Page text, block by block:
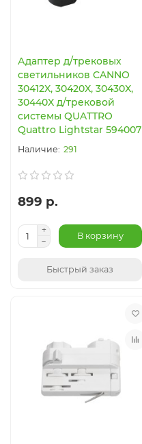
Адаптер д/трековых
светильников CANNO
30412X, 30420X, 30430X,
30440X д/трековой
системы QUATTRO
Quattro Lightstar 594007
291
899 р.
В корзину
Быстрый заказ